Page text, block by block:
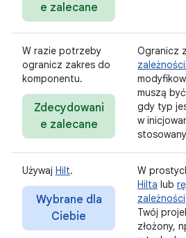
e zalecane
W razie potrzeby
ogranicz zakres do
komponentu.
Zdecydowani
e zalecane
Ogranicz
zależności
muszą
gdy typ
w
Używaj Hilt.
Wybrane dla
Ciebie
W
Hilta lub
zależności
Twój
złożony,